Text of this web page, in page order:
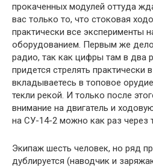
прокаченных модулей оттуда
вас только то, что стоковая
практически все эксперименты
оборудованием. Первым же
радио, так как цифры там в два
придется стрелять практически
вкладываетесь в топовое
текли рекой. И только после
внимание на двигатель и
на СУ-14-2 можно как раз через
Экипаж шесть человек, но ряд
дублируется (наводчик и